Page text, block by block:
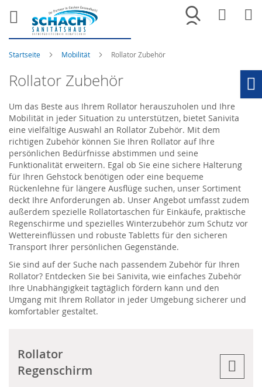
Merkliste
Startseite Mobilität Rollator Zubehör
Rollator Zubehör
Um das Beste aus Ihrem Rollator herauszuholen und Ihre
Mobilität in jeder Situation zu unterstützen, bietet Sanivita
eine vielfältige Auswahl an Rollator Zubehör. Mit dem
richtigen Zubehör können Sie Ihren Rollator auf Ihre
persönlichen Bedürfnisse abstimmen und seine
Funktionalität erweitern. Egal ob Sie eine sichere Halterung
für Ihren Gehstock benötigen oder eine bequeme
Rückenlehne für längere Ausflüge suchen, unser Sortiment
deckt Ihre Anforderungen ab. Unser Angebot umfasst zudem
außerdem spezielle Rollatortaschen für Einkäufe, praktische
Regenschirme und spezielles Winterzubehör zum Schutz vor
Wettereinflüssen und robuste Tabletts für den sicheren
Transport Ihrer persönlichen Gegenstände.
Sie sind auf der Suche nach passendem Zubehör für Ihren
Rollator? Entdecken Sie bei Sanivita, wie einfaches Zubehör
Ihre Unabhängigkeit tagtäglich fördern kann und den
Umgang mit Ihrem Rollator in jeder Umgebung sicherer und
komfortabler gestaltet.
Rollator
Regenschirm